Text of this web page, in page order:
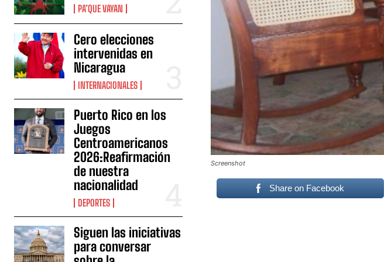
PA’QUE VAYAN
Cero elecciones
intervenidas en
Nicaragua
INTERNACIONALES
Puerto Rico en los
Juegos
Centroamericanos
2026:Reafirmación
de nuestra
nacionalidad
DEPORTES
Siguen las iniciativas
para conversar
Screenshot
Share on Facebook